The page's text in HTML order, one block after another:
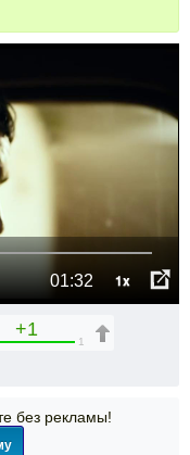
01:32 1x
+1
1
без рекламы!